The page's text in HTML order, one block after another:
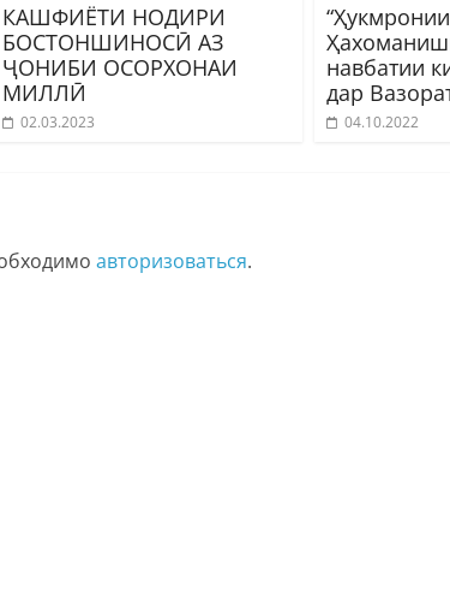
КАШФИЁТИ НОДИРИ
БОСТОНШИНОСӢ АЗ
ҶОНИБИ ОСОРХОНАИ
МИЛЛӢ
02.03.2023
навбатии
дар
04.10.2022
авторизоваться.